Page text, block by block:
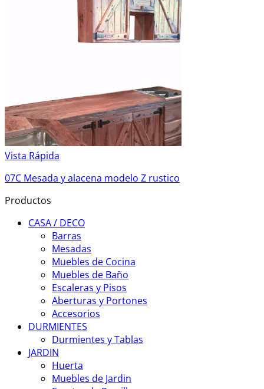
Vista Rápida
07C Mesada y alacena modelo Z rustico
Productos
CASA / DECO
Barras
Mesadas
Muebles de Cocina
Muebles de Baño
Escaleras y Pisos
Aberturas y Portones
Accesorios
DURMIENTES
Durmientes y Tablas
JARDIN
Huerta
Muebles de Jardin